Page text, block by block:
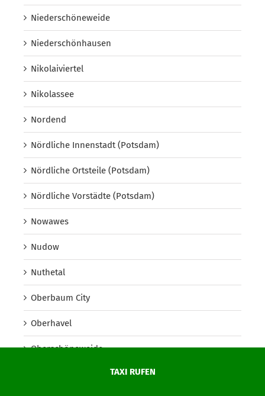
TAXI RUFEN
Niederschöneweide
Niederschönhausen
Nikolaiviertel
Nikolassee
Nordend
Nördliche Innenstadt (Potsdam)
Nördliche Ortsteile (Potsdam)
Nördliche Vorstädte (Potsdam)
Nowawes
Nudow
Nuthetal
Oberbaum City
Oberhavel
Oberschöneweide